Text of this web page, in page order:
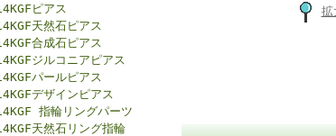
ピアス
天然石ピアス
合成石ピアス
ジルコニアピアス
パールピアス
デザインピアス
指輪リングパーツ
天然石リング指輪
拡